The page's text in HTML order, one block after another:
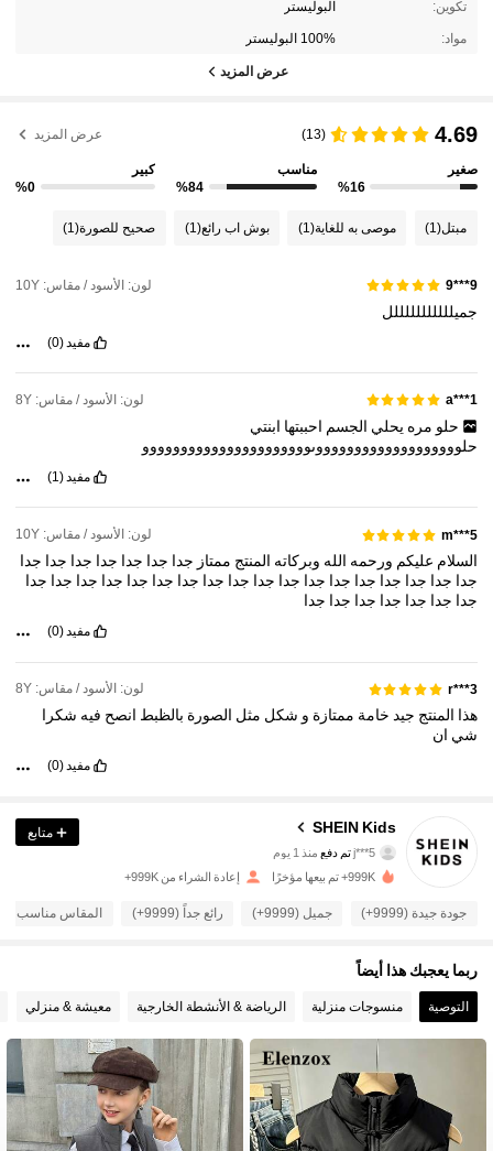
تكوين: البوليستر
مواد: 100% البوليستر
عرض المزيد
4.69
(13) عرض المزيد
صغير
%16
مناسب
%84
كبير
%0
مبتل(1) موصى به للغاية(1) بوش اب رائع(1) صحيح للصورة(1)
9***9 لون: الأسود / مقاس: 10Y
جميلللللللللللل
مفيد(0)
a***1 لون: الأسود / مقاس: 8Y
حلو مره يحلي الجسم احببتها ابنتي
حلوووووووووووووووووووىوووووووووووووووووووووو
مفيد(1)
m***5 لون: الأسود / مقاس: 10Y
السلام عليكم ورحمه الله وبركاته المنتج ممتاز جدا جدا جدا جدا جدا جدا جدا
جدا جدا جدا جدا جدا جدا جدا جدا جدا جدا جدا جدا جدا جدا جدا جدا جدا جدا
جدا جدا جدا جدا جدا جدا جدا
مفيد(0)
r***3 لون: الأسود / مقاس: 8Y
هذا المنتج جيد خامة ممتازة و شكل مثل الصورة بالظبط انصح فيه شكرا
شي ان
مفيد(0)
SHEIN Kids
4.94
810K متابعون
j***5تم دفع منذ 1 يوم
4.94
4.94 810K متابعون
4.94 810K متابعون
متابع
999K+ تم بيعها مؤخرًا إعادة الشراء من 999K+
جودة جيدة (9999+) جميل (9999+) رائع جداً (9999+) المقاس مناسب (9999+)
ربما يعجبك هذا أيضاً
التوصية منسوجات منزلية الرياضة & الأنشطة الخارجية معيشة & منزلي